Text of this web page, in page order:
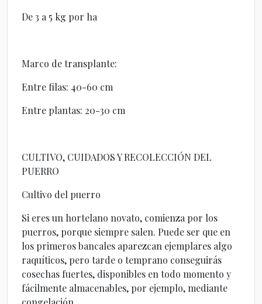
De 3 a 5 kg por ha
Marco de transplante:
Entre filas: 40-60 cm
Entre plantas: 20-30 cm
CULTIVO, CUIDADOS Y RECOLECCIÓN DEL
PUERRO
Cultivo del puerro
Si eres un hortelano novato, comienza por los
puerros, porque siempre salen. Puede ser que en
los primeros bancales aparezcan ejemplares algo
raquíticos, pero tarde o temprano conseguirás
cosechas fuertes, disponibles en todo momento y
fácilmente almacenables, por ejemplo, mediante